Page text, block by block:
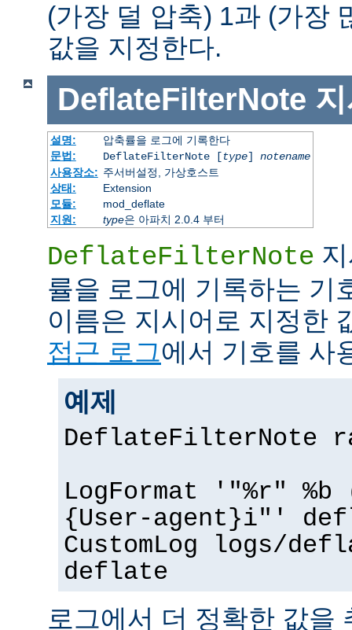
(가장 덜 압축) 1과 (가장
값을 지정한다.
DeflateFilterNote
설명:
압축률을 로그에 기록한다
문법:
DeflateFilterNote [type] notename
사용장소: 주서버설정, 가상호스트
상태:
Extension
모듈:
mod_deflate
지원:
type은 아파치 2.0.4 부터
DeflateFilterNote
률을 로그에 기록하는 기
이름은 지시어로 지정한
접근 로그에서 기호를 사
예제
DeflateFilterNote
LogFormat '"%r"
{User-agent}i"'
CustomLog logs/
deflate
로그에서 더 정확한 값을